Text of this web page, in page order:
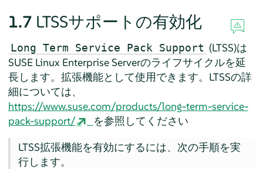
1.7 LTSSサポートの有効化
Long Term Service Pack Support (LTSS)は
SUSE Linux Enterprise Serverのライフサイクルを延
長します。拡張機能として使用できます。LTSSの詳
細については、
https://www.suse.com/products/long-term-service-
pack-support/
を参照してください
LTSS拡張機能を有効にするには、次の手順を実
行します。